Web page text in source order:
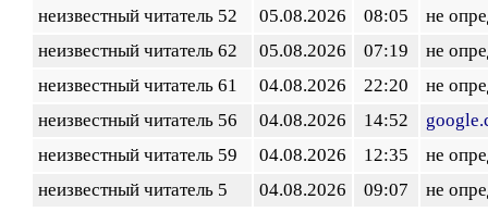
неизвестный читатель 52
05.08.2026 08:05
не
неизвестный читатель 62
05.08.2026 07:19
не
неизвестный читатель 61
04.08.2026 22:20
не
неизвестный читатель 56
04.08.2026 14:52
неизвестный читатель 59
04.08.2026 12:35
не
неизвестный читатель 5
04.08.2026 09:07 не